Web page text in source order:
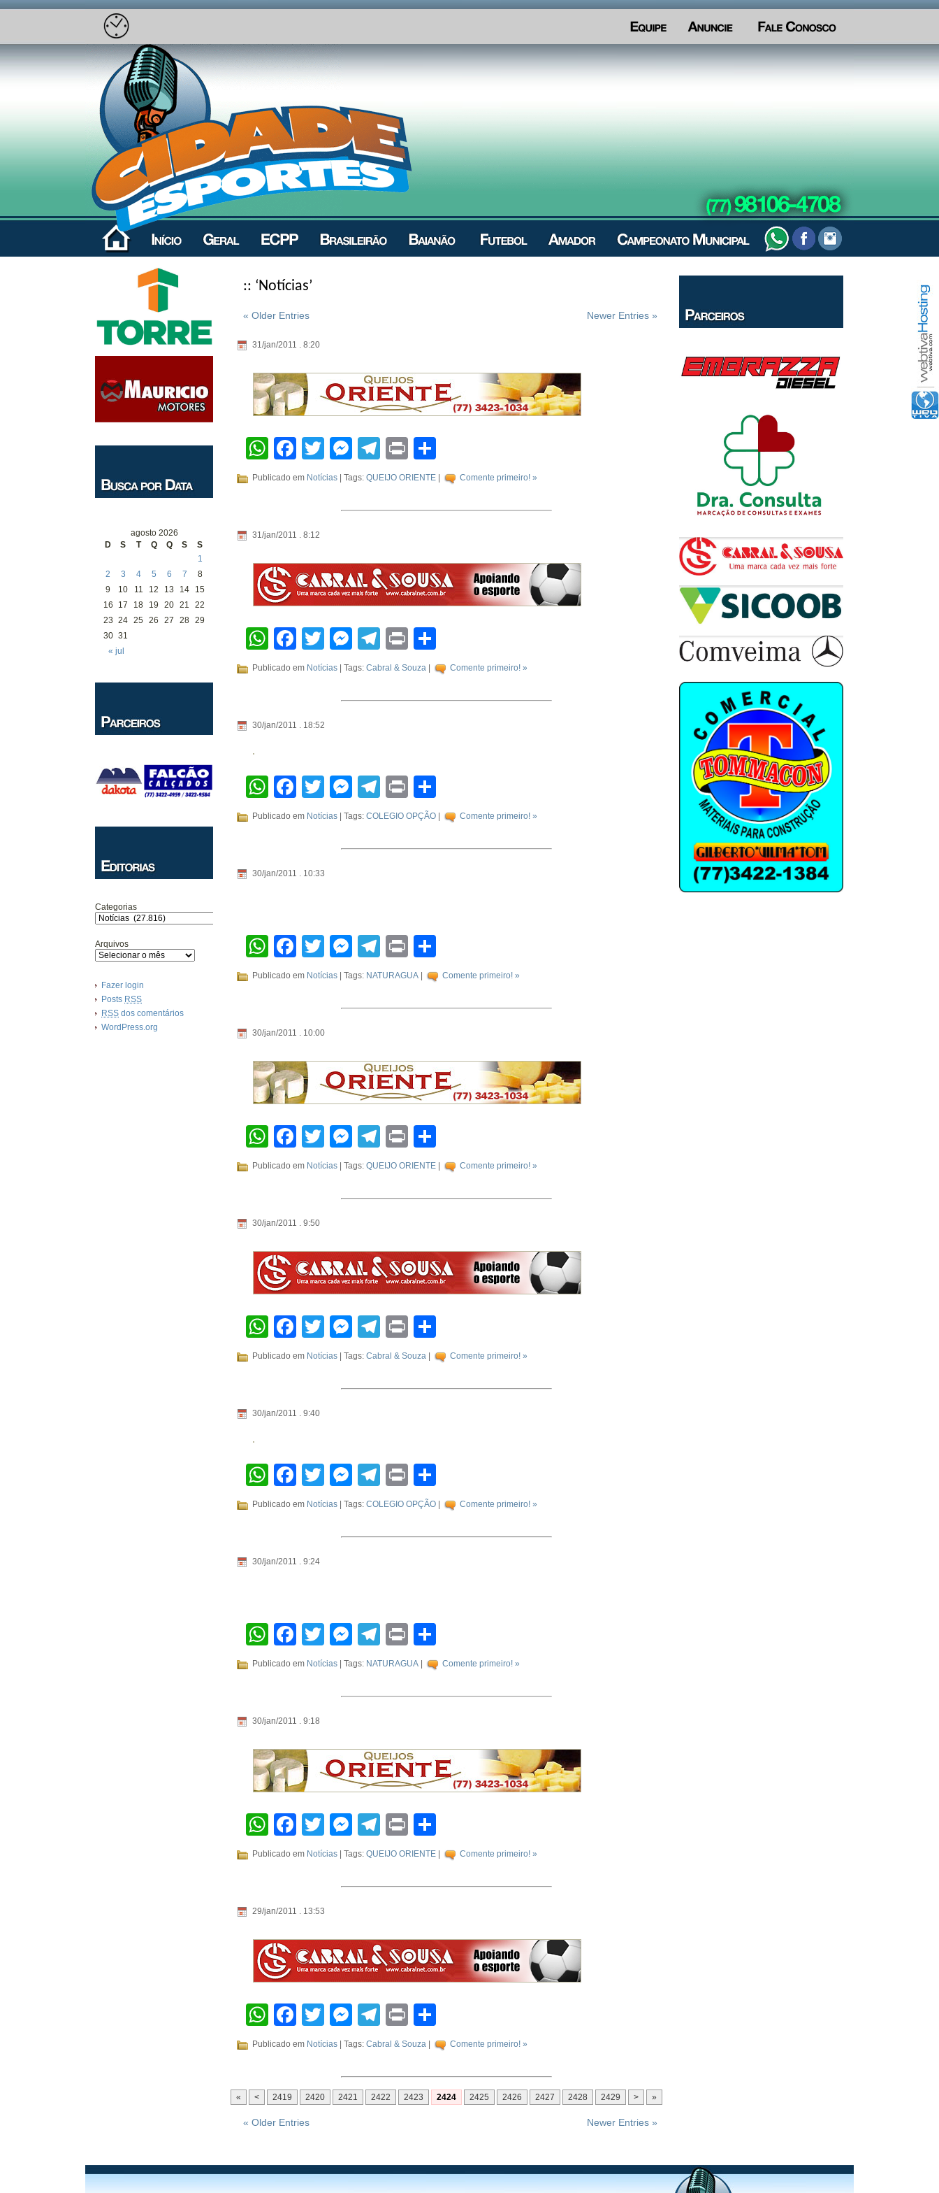
agosto 2026
D
S T Q Q S S
« jul
1
2
3 4 5 6 7
8
9
10 11 12 13 14
15
16
17 18 19 20 21
22
23 24 25 26 27 28 29
30 31
Categorias
Arquivos
Fazer login
Posts RSS
RSS dos comentários
WordPress.org
:: ‘Notícias’
« Older Entries Newer Entries »
31/jan/2011 . 8:20
WhatsApp
Facebook
Twitter
Messenger
Telegram
Print
Publicado em Notícias | Tags: QUEIJO ORIENTE | Comente primeiro! »
31/jan/2011 . 8:12
WhatsApp
Facebook
Twitter
Messenger
Telegram
Print
Publicado em Notícias | Tags: Cabral & Souza | Comente primeiro! »
30/jan/2011 . 18:52
WhatsApp
Facebook
Twitter
Messenger
Telegram
Print
Publicado em Notícias | Tags: COLEGIO OPÇÃO | Comente primeiro! »
30/jan/2011 . 10:33
WhatsApp
Facebook
Twitter
Messenger
Telegram
Print
Publicado em Notícias | Tags: NATURAGUA | Comente primeiro! »
30/jan/2011 . 10:00
WhatsApp
Facebook
Twitter
Messenger
Telegram
Print
Publicado em Notícias | Tags: QUEIJO ORIENTE | Comente primeiro! »
30/jan/2011 . 9:50
WhatsApp
Facebook
Twitter
Messenger
Telegram
Print
Publicado em Notícias | Tags: Cabral & Souza | Comente primeiro! »
30/jan/2011 . 9:40
WhatsApp
Facebook
Twitter
Messenger
Telegram
Print
Publicado em Notícias | Tags: COLEGIO OPÇÃO | Comente primeiro! »
30/jan/2011 . 9:24
WhatsApp
Facebook
Twitter
Messenger
Telegram
Print
Publicado em Notícias | Tags: NATURAGUA | Comente primeiro! »
30/jan/2011 . 9:18
WhatsApp
Facebook
Twitter
Messenger
Telegram
Print
Publicado em Notícias | Tags: QUEIJO ORIENTE | Comente primeiro! »
29/jan/2011 . 13:53
WhatsApp
Facebook
Twitter
Messenger
Telegram
Print
Publicado em Notícias | Tags: Cabral & Souza | Comente primeiro! »
« < 2419 2420 2421 2422 2423 2424 2425 2426 2427 2428 2429 > »
« Older Entries Newer Entries »